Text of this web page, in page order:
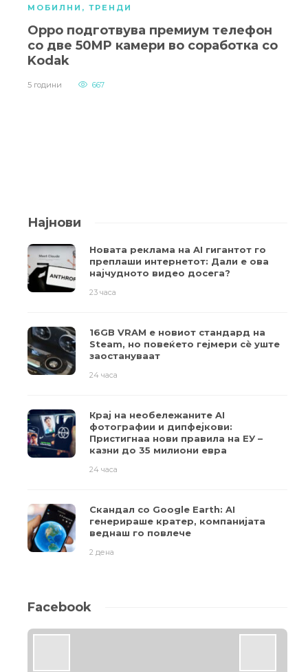
МОБИЛНИ , ТРЕНДИ
Oppo подготвува премиум телефон
со две 50MP камери во соработка со
Kodak
5 години 667
Најнови
Новата реклама на AI гигантот го
преплаши интернетот: Дали е ова
најчудното видео досега?
23 часа
16GB VRAM е новиот стандард на
Steam, но повеќето гејмери ​​сè уште
заостануваат
24 часа
Крај на необележаните AI
фотографии и дипфејкови:
Пристигнаа нови правила на ЕУ –
казни до 35 милиони евра
24 часа
Скандал со Google Earth: AI
генерираше кратер, компанијата
веднаш го повлече
2 дена
Facebook